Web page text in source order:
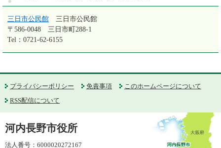
三日市公民館
三日市公民館
〒586-0048
三日市町288-1
Tel：0721-62-6155
プライバシーポリシー 免責事項
このホームページについて
RSS配信について
河内長野市役所
法人番号：6000020272167